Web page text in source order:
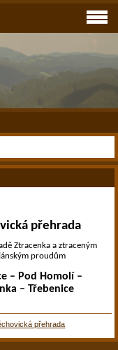
přehrada
Ztracenka a ztraceným
proudům
– Pod Homolí –
– Třebenice
přehrada